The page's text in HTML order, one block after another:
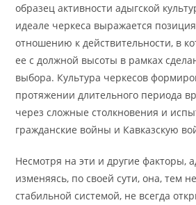
образец активности адыгской
идеале черкеса выражается
отношению к действительности, в
ее с должной высоты в рамках
выбора. Культура черкесов
протяжении длительного периода
через сложные столкновения и
гражданские войны и Кавказскую
Несмотря на эти и другие факторы,
изменяясь, по своей сути, она, тем
стабильной системой, не всегда